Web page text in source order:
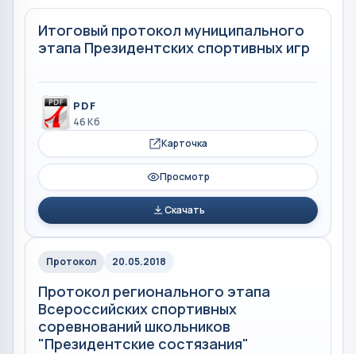
Итоговый протокол муниципального
этапа Президентских спортивных игр
PDF
46 Кб
Карточка
Просмотр
Скачать
Протокол 20.05.2018
Протокол регионального этапа
Всероссийских спортивных
соревнований школьников
"Президентские состязания"